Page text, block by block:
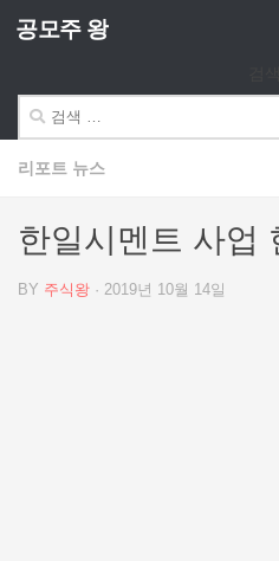
Skip to content
공모주 왕
색:
리포트 뉴스
한일시멘트 사업
BY 주식왕 · 2019년 10월 14일